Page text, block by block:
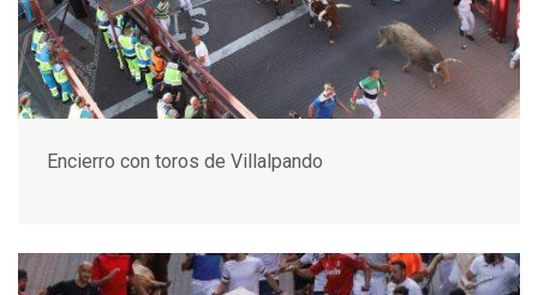
Encierro con toros de Villalpando